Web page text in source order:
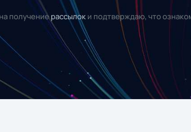
на получениерассылок и подтверждаю, что